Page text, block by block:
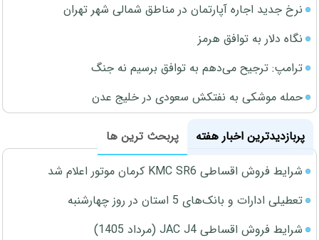
نرخ جدید اجاره آپارتمان در مناطق شمالی شهر تهران
نگاه دلار به توافق هرمز
ترامپ: ترجیح می‌دهم به توافق برسیم نه جنگ
حمله موشکی به نفتکش سعودی در خلیج عدن
پربازدیدترین اخبار هفته
پربحث ترین ها
شرایط فروش اقساطی KMC SR6 کرمان موتور اعلام شد
تعطیلی ادارات و بانک‌های 5 استان در روز چهارشنبه
شرایط فروش اقساطی JAC J4 (مرداد 1405)